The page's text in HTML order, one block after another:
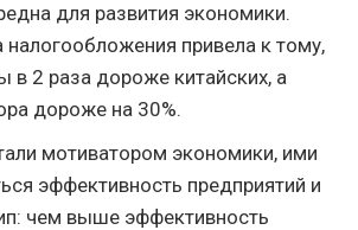
для развития экономики.
привела к тому,
в 2 раза дороже китайских, а
дороже на 30%.
мотиватором экономики, ими
эффективность предприятий и
чем выше эффективность